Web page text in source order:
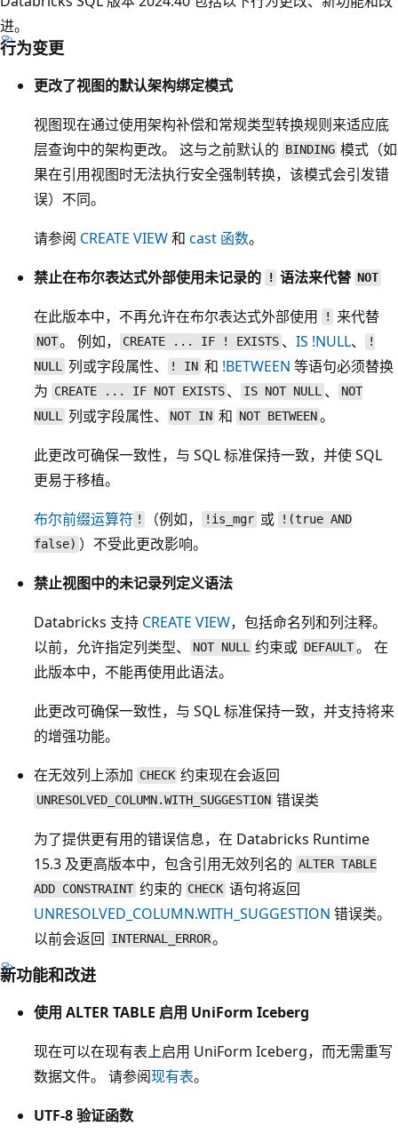
进。
行为变更
更改了视图的默认架构绑定模式
视图现在通过使用架构补偿和常规类型转换规则来适应底
层查询中的架构更改。 这与之前默认的 BINDING 模式（如
果在引用视图时无法执行安全强制转换，该模式会引发错
误）不同。
请参阅 CREATE VIEW和 cast 函数。
禁止在布尔表达式外部使用未记录的
! 语法来代替NOT
在此版本中，不再允许在布尔表达式外部使用 ! 来代替
NOT。 例如， CREATE ... IF ! EXISTS 、 IS !NULL、
!
NULL列或字段属性、 ! IN 和 !BETWEEN 等语句必须替换
为 CREATE ... IF NOT EXISTS 、 IS NOT NULL 、
NOT
NULL 列或字段属性、 NOT IN 和 NOT BETWEEN。
此更改可确保一致性，与 SQL 标准保持一致，并使 SQL
更易于移植。
布尔前缀运算符 ! （例如， !is_mgr 或
!(true AND
false) ）不受此更改影响。
禁止视图中的未记录列定义语法
Databricks 支持 CREATE VIEW，包括命名列和列注释。
以前，允许指定列类型、
NOT NULL 约束或 DEFAULT。 在
此版本中，不能再使用此语法。
此更改可确保一致性，与 SQL 标准保持一致，并支持将来
的增强功能。
在无效列上添加 CHECK 约束现在会返回
UNRESOLVED_COLUMN.WITH_SUGGESTION 错误类
为了提供更有用的错误信息，在 Databricks Runtime
15.3 及更高版本中，包含引用无效列名的 ALTER TABLE
ADD CONSTRAINT 约束的 CHECK 语句将返回
UNRESOLVED_COLUMN.WITH_SUGGESTION 错误类。
以前会返回 INTERNAL_ERROR。
新功能和改进
使用 ALTER TABLE 启用 UniForm Iceberg
现在可以在现有表上启用 UniForm Iceberg，而无需重写
数据文件。 请参阅现有表。
UTF-8 验证函数